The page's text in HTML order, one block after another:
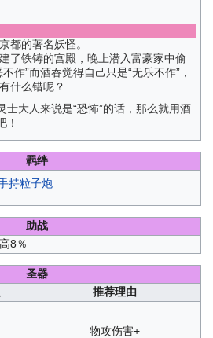
都的著名妖怪。
了铁铸的宫殿，晚上潜入富豪家中偷
作”而酒吞觉得自己只是“无乐不作”，
什么错呢？
士大人来说是“恐怖”的话，那么就用酒
！
羁绊
持粒子炮
助战
8％
圣器
推荐理由
物攻伤害+